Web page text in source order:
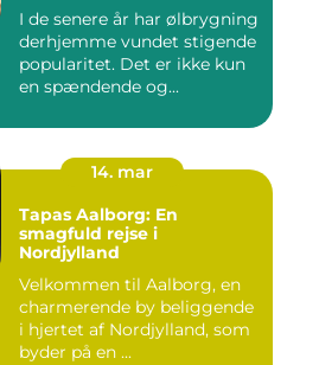
I de senere år har ølbrygning
derhjemme vundet stigende
popularitet. Det er ikke kun
en spændende og...
14. mar
Tapas Aalborg: En
smagfuld rejse i
Nordjylland
Velkommen til Aalborg, en
charmerende by beliggende
i hjertet af Nordjylland, som
byder på en ...